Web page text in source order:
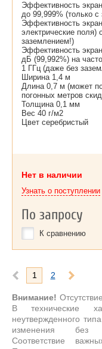
Эффективность
до 99,999% (только
Эффективность
электрические поля)
заземлением!)
Эффективность
дБ (99,992%) на
1 ГГц (даже без
Ширина 1,4 м
Длина 0,7 м (может
погонных метров
Толщина 0,1 мм
Вес 40 г/м2
Цвет серебристый
Нет в наличии
Узнать о поступлении
По запросу
К сравнению
1 2
Внимание!
В технические
неутвержденного
изменения без
Соответствие